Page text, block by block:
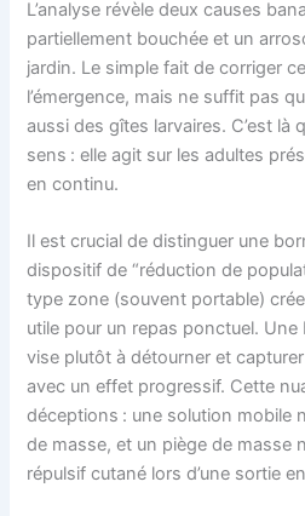
L’analyse révèle deux causes
partiellement bouchée et un
jardin. Le simple fait de corriger
l’émergence, mais ne suffit pas
aussi des gîtes larvaires. C’est là
sens : elle agit sur les adultes
en continu.
Il est crucial de distinguer une
dispositif de “réduction de
type zone (souvent portable)
utile pour un repas ponctuel.
vise plutôt à détourner et
avec un effet progressif. Cette
déceptions : une solution mobile
de masse, et un piège de masse
répulsif cutané lors d’une sortie